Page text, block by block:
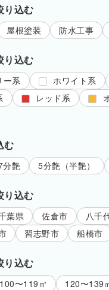
り込む
屋根塗装 防水工事
り込む
ー系 ホワイト系
レッド系
む
分艶 5分艶（半艶）
り込む
葉県 佐倉市 八千
習志野市 船橋市
り込む
100〜119㎡ 120〜139